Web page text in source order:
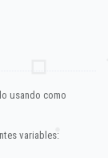
usando como
variables: